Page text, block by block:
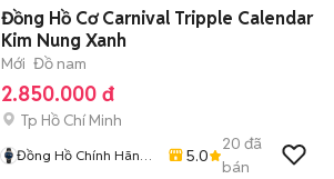
Đồng Hồ Cơ Carnival Tripple Calendar
Kim Nung Xanh
Mới Đồ nam
2.850.000 đ
Tp Hồ Chí Minh
Đồng Hồ Chính Hãng
5.0
20 đã
bán